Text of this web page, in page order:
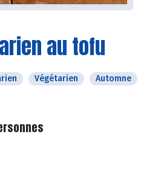
au tofu
Végétarien
Automne